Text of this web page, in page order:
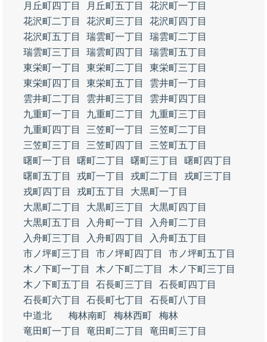
月丘町四丁目
月丘町五丁目
花沢町一丁目
花沢町二丁目
花沢町三丁目
花沢町四丁目
花沢町五丁目
瑞雲町一丁目
瑞雲町二丁目
瑞雲町三丁目
瑞雲町四丁目
瑞雲町五丁目
東栄町一丁目
東栄町二丁目
東栄町三丁目
東栄町四丁目
東栄町五丁目
雲井町一丁目
雲井町二丁目
雲井町三丁目
雲井町四丁目
九重町一丁目
九重町二丁目
九重町三丁目
九重町四丁目
三笠町一丁目
三笠町二丁目
三笠町三丁目
三笠町四丁目
三笠町五丁目
曙町一丁目
曙町二丁目 曙町三丁目
曙町四丁目
曙町五丁目
戎町一丁目 戎町二丁目
戎町三丁目
戎町四丁目
戎町五丁目
大黒町一丁目
大黒町二丁目
大黒町三丁目
大黒町四丁目
大黒町五丁目
入舟町一丁目
入舟町二丁目
入舟町三丁目
入舟町四丁目
入舟町五丁目
市ノ坪町三丁目
市ノ坪町四丁目
市ノ坪町五丁目
木ノ下町一丁目
木ノ下町二丁目
木ノ下町三丁目
木ノ下町五丁目
石長町三丁目
石長町四丁目
石長町六丁目
石長町七丁目
石長町八丁目
中道北
梅林南町 梅林西町
梅林
竜田町一丁目
竜田町二丁目
竜田町三丁目